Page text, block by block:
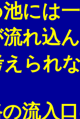
は一
流れ込
られ
入口